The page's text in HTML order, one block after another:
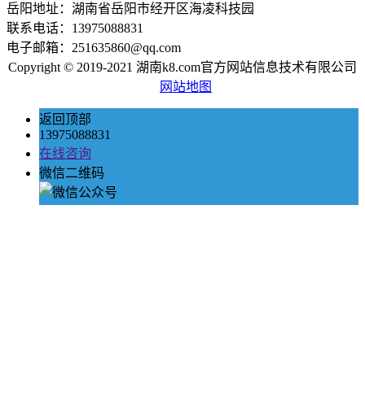
岳阳地址：湖南省岳阳市经开区海凌科技园
联系电话：13975088831
电子邮箱：251635860@qq.com
Copyright © 2019-2021 湖南k8.com官方网站信息技术有限公司
网站地图
返回顶部
13975088831
在线咨询
微信二维码